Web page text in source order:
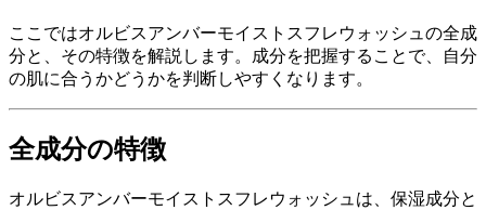
ここではオルビスアンバーモイストスフレウォッシュの全成
分と、その特徴を解説します。成分を把握することで、自分
の肌に合うかどうかを判断しやすくなります。
全成分の特徴
オルビスアンバーモイストスフレウォッシュは、保湿成分と